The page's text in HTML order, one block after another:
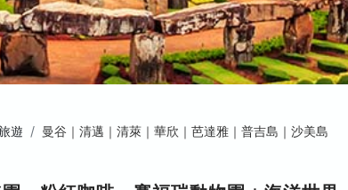
遊 曼谷｜清邁｜清萊｜華欣｜芭達雅｜普吉島｜沙美島